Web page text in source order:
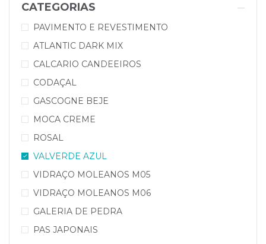
CATEGORIAS
PAVIMENTO E REVESTIMENTO
ATLANTIC DARK MIX
CALCARIO CANDEEIROS
CODAÇAL
GASCOGNE BEJE
MOCA CREME
ROSAL
VALVERDE AZUL
VIDRAÇO MOLEANOS M05
VIDRAÇO MOLEANOS M06
GALERIA DE PEDRA
PAS JAPONAIS